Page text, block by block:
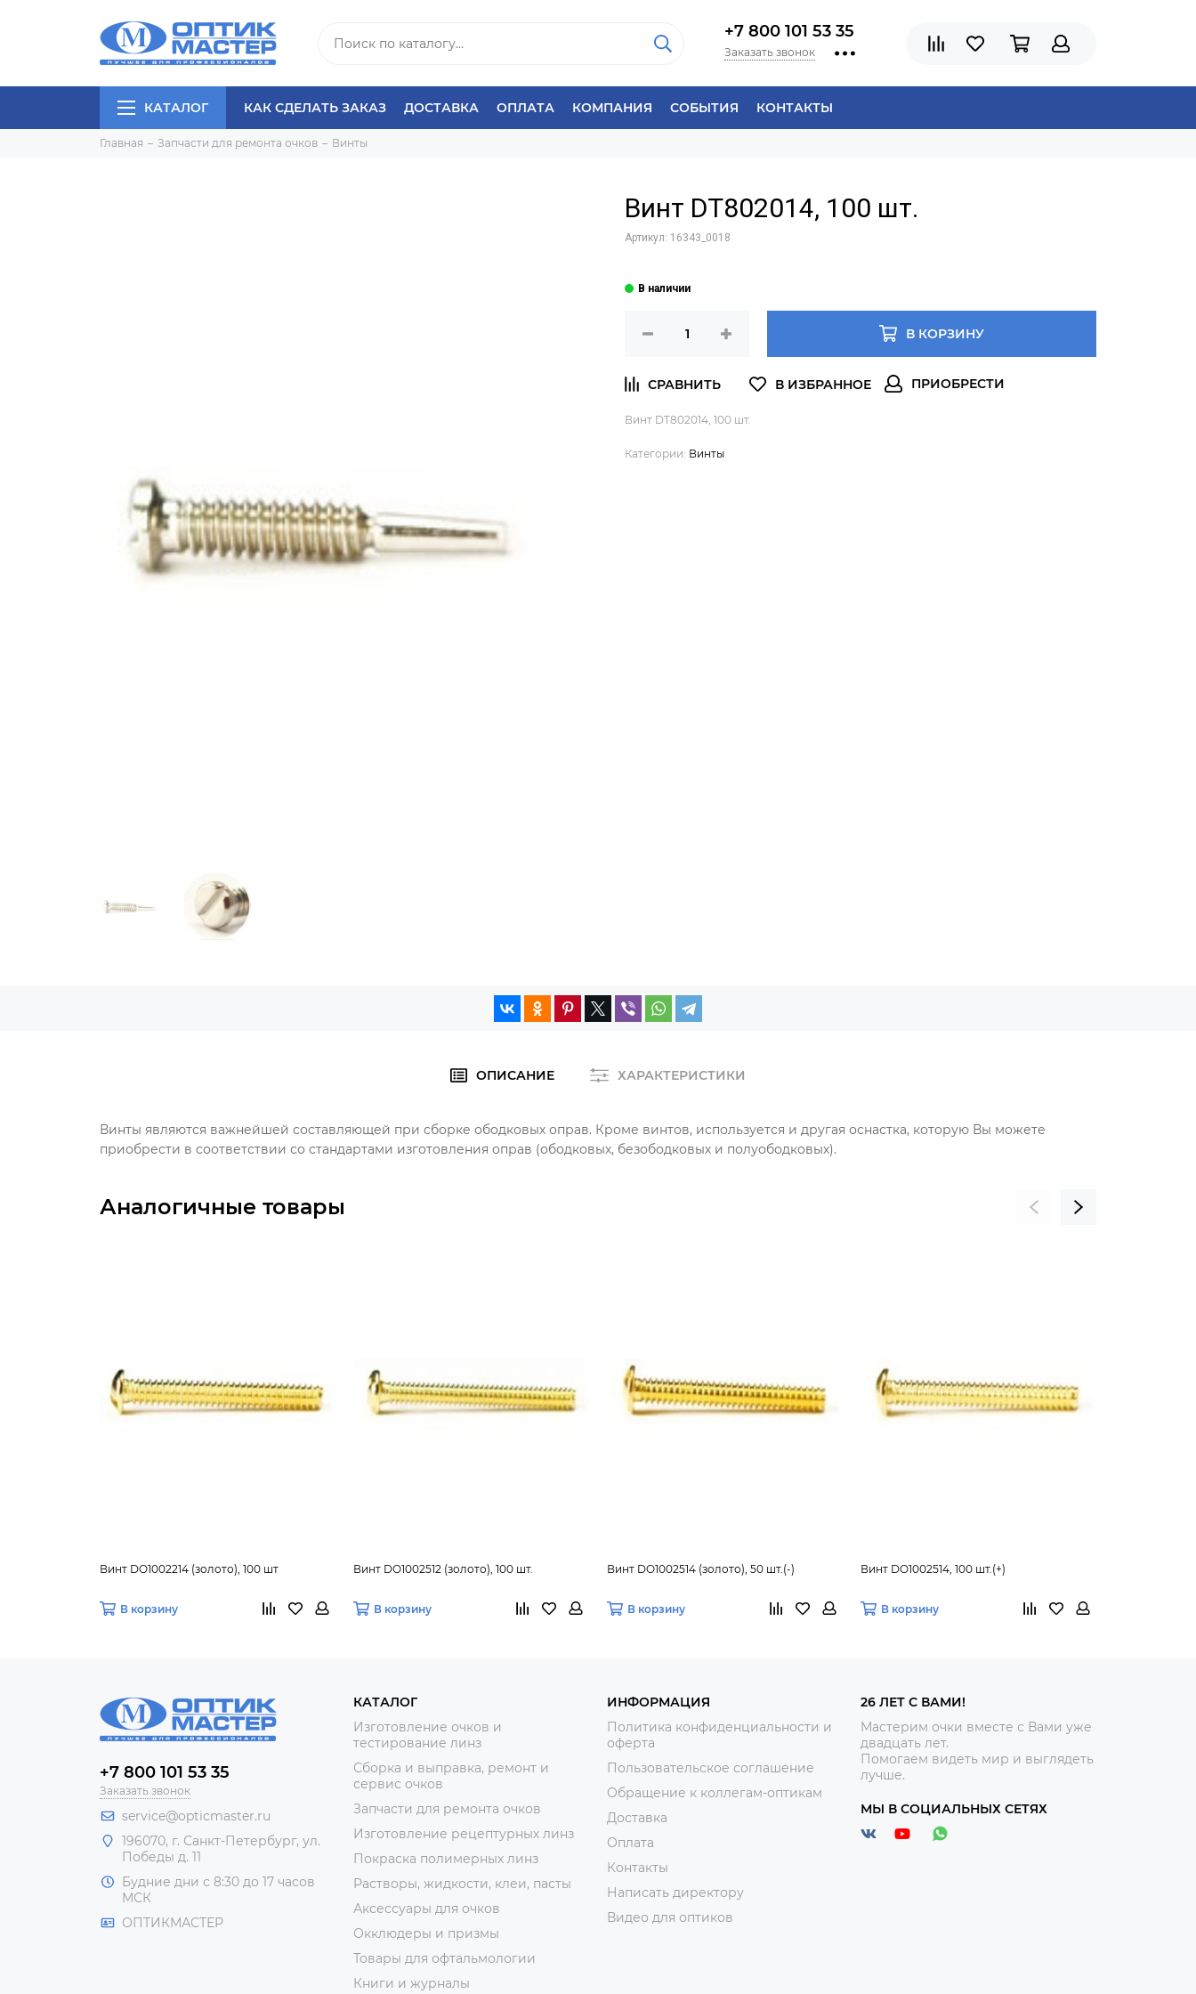
+7 800 101 53 35
Заказать звонок
КАТАЛОГ КАК СДЕЛАТЬ ЗАКАЗ ДОСТАВКА ОПЛАТА КОМПАНИЯ СОБЫТИЯ КОНТАКТЫ
Главная Запчасти для ремонта очков Винты
Винт DT802014, 100 шт.
Артикул: 16343_0018
В КОРЗИНУ
Винт DT802014, 100 шт.
Категории: Винты
ОПИСАНИЕ ХАРАКТЕРИСТИКИ
Винты являются важнейшей составляющей при сборке ободковых оправ. Кроме винтов, используется и другая оснастка, которую Вы можете
приобрести в соответствии со стандартами изготовления оправ (ободковых, безободковых и полуободковых).
Аналогичные товары
Винт DO1002214 (золото), 100 шт
В корзину
Винт DO1002512 (золото), 100 шт.
В корзину
Винт DO1002514 (золото), 50 шт.(-)
В корзину
Винт DO1002514, 100 шт.(+)
В корзину
+7 800 101 53 35
Заказать звонок
service@opticmaster.ru
196070, г. Санкт-Петербург, ул.
Победы д. 11
Будние дни с 8:30 до 17 часов
МСК
ОПТИКМАСТЕР
КАТАЛОГ
Изготовление очков и
тестирование линз
Сборка и выправка, ремонт и
сервис очков
Запчасти для ремонта очков
Изготовление рецептурных линз
Покраска полимерных линз
Растворы, жидкости, клеи, пасты
Аксессуары для очков
Окклюдеры и призмы
Товары для офтальмологии
Книги и журналы
ИНФОРМАЦИЯ
Политика конфиденциальности и
оферта
Пользовательское соглашение
Обращение к коллегам-оптикам
Доставка
Оплата
Контакты
Написать директору
Видео для оптиков
26 ЛЕТ С ВАМИ!
Мастерим очки вместе с Вами уже
двадцать лет.
Помогаем видеть мир и выглядеть
лучше.
МЫ В СОЦИАЛЬНЫХ СЕТЯХ